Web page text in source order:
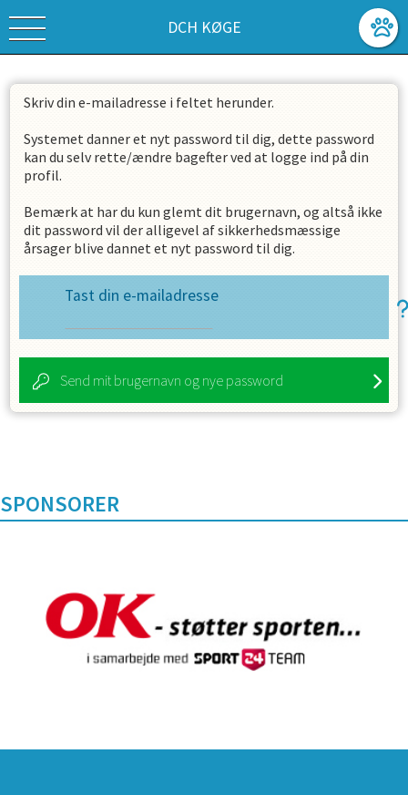
DCH KØGE
Skriv din e-mailadresse i feltet herunder.
Systemet danner et nyt password til dig, dette password
kan du selv rette/ændre bagefter ved at logge ind på din
profil.
Bemærk at har du kun glemt dit brugernavn, og altså ikke
dit password vil der alligevel af sikkerhedsmæssige
årsager blive dannet et nyt password til dig.
Tast din e-mailadresse
Send mit brugernavn og nye password
SPONSORER